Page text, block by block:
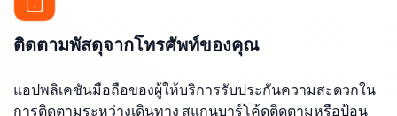
ติดตามพัสดุจากโทรศัพท์ของคุณ
แอปพลิเคชันมือถือของผู้ให้บริการรับประกันความสะดวกใน
การติดตามระหว่างเดินทาง สแกนบาร์โค้ดติดตามหรือป้อน